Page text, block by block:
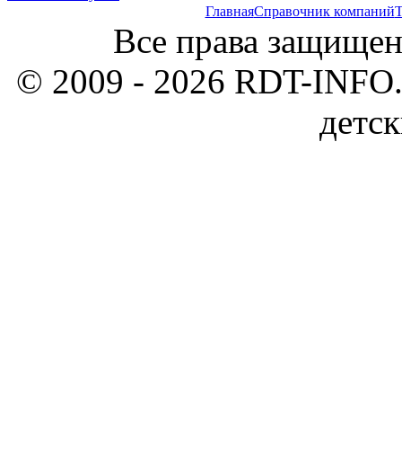
ГлавнаяСправочник компаний
Все права
© 2009 - 2026 RDT-